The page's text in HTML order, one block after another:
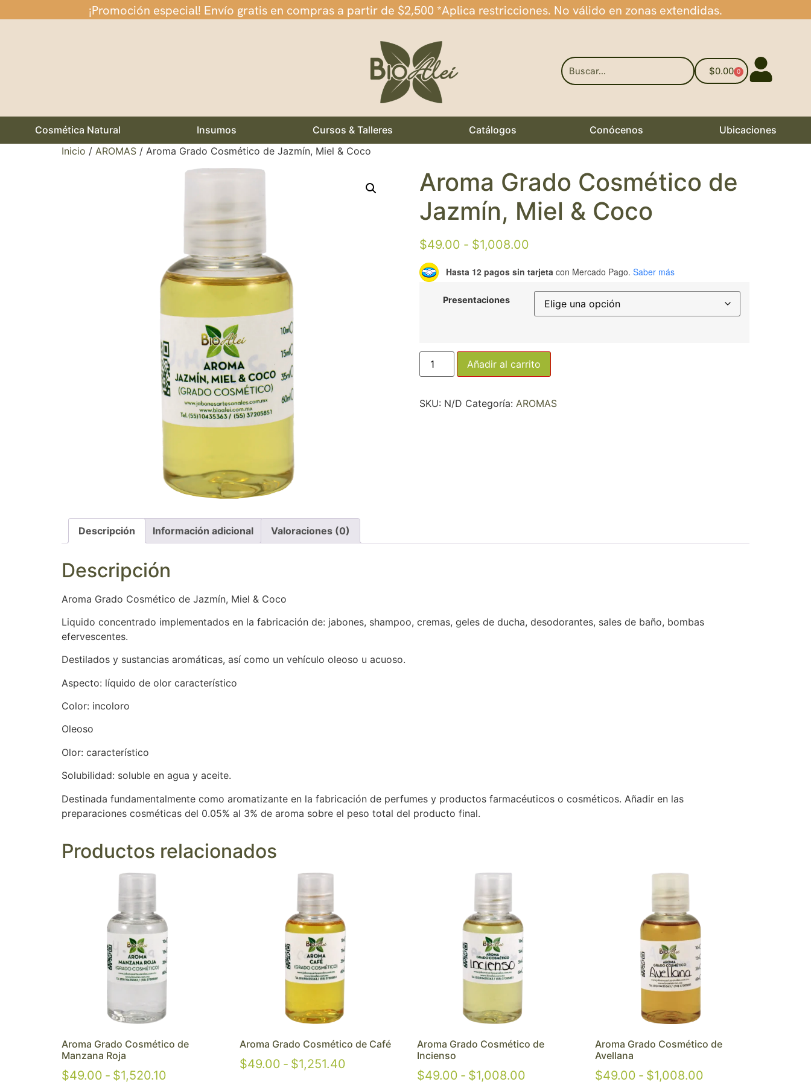
¡Promoción especial! Envío gratis en compras a partir de $2,500 *Aplica restricciones. No válido en zonas extendidas.
$0.00 0
Cosmética Natural Insumos Cursos & Talleres Catálogos Conócenos
Ubicaciones
Inicio / AROMAS / Aroma Grado Cosmético de Jazmín, Miel & Coco
Aroma Grado Cosmético de
Jazmín, Miel & Coco
$49.00 - $1,008.00
Hasta 12 pagos sin tarjetacon Mercado Pago. Saber más
Presentaciones
Añadir al carrito
SKU: N/D Categoría: AROMAS
Descripción Información adicional Valoraciones (0)
Descripción
Aroma Grado Cosmético de Jazmín, Miel & Coco
Liquido concentrado implementados en la fabricación de: jabones, shampoo, cremas, geles de ducha, desodorantes, sales de baño, bombas
efervescentes.
Destilados y sustancias aromáticas, así como un vehículo oleoso u acuoso.
Aspecto: líquido de olor característico
Color: incoloro
Oleoso
Olor: característico
Solubilidad: soluble en agua y aceite.
Destinada fundamentalmente como aromatizante en la fabricación de perfumes y productos farmacéuticos o cosméticos. Añadir en las
preparaciones cosméticas del 0.05% al 3% de aroma sobre el peso total del producto final.
Productos relacionados
Aroma Grado Cosmético de
Manzana Roja
$49.00 - $1,520.10
Aroma Grado Cosmético de Café
$49.00 - $1,251.40
Aroma Grado Cosmético de
Incienso
$49.00 - $1,008.00
Aroma Grado Cosmético de
Avellana
$49.00 - $1,008.00